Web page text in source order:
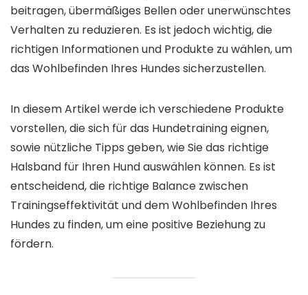
beitragen, übermäßiges Bellen oder unerwünschtes
Verhalten zu reduzieren. Es ist jedoch wichtig, die
richtigen Informationen und Produkte zu wählen, um
das Wohlbefinden Ihres Hundes sicherzustellen.
In diesem Artikel werde ich verschiedene Produkte
vorstellen, die sich für das Hundetraining eignen,
sowie nützliche Tipps geben, wie Sie das richtige
Halsband für Ihren Hund auswählen können. Es ist
entscheidend, die richtige Balance zwischen
Trainingseffektivität und dem Wohlbefinden Ihres
Hundes zu finden, um eine positive Beziehung zu
fördern.